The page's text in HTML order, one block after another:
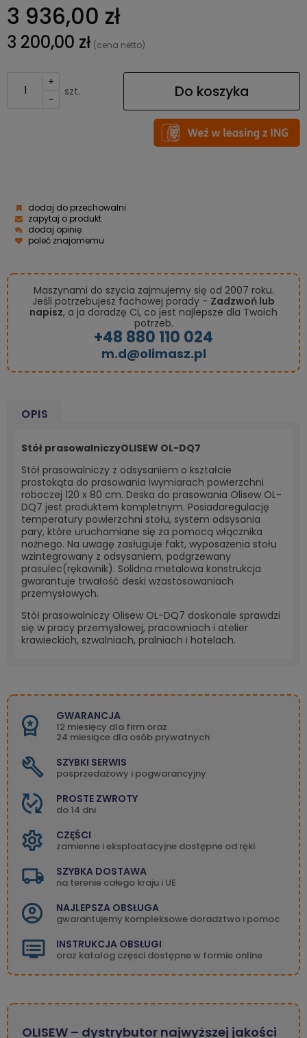
3 936,00 zł
3 200,00 zł (cena netto)
+
-
szt. Do koszyka
dodaj do przechowalni
zapytaj o produkt
dodaj opinię
poleć znajomemu
Maszynami do szycia zajmujemy się od 2007 roku.
Jeśli potrzebujesz fachowej porady - Zadzwoń lub
napisz, a ja doradzę Ci, co jest najlepsze dla Twoich
potrzeb.
+48 880 110 024
m.d@olimasz.pl
OPIS
Stół prasowalniczyOLISEW OL-DQ7
Stół prasowalniczy z odsysaniem o kształcie
prostokąta do prasowania iwymiarach powierzchni
roboczej 120 x 80 cm. Deska do prasowania Olisew OL-
DQ7 jest produktem kompletnym. Posiadaregulację
temperatury powierzchni stołu, system odsysania
pary, które uruchamiane się za pomocą włącznika
nożnego. Na uwagę zasługuje fakt, wyposażenia stołu
wzintegrowany z odsysaniem, podgrzewany
prasulec(rękawnik). Solidna metalowa konstrukcja
gwarantuje trwałość deski wzastosowaniach
przemysłowych.
Stół prasowalniczy Olisew OL-DQ7 doskonale sprawdzi
się w pracy przemysłowej, pracowniach i atelier
krawieckich, szwalniach, pralniach i hotelach.
GWARANCJA
12 miesięcy dla firm oraz
24 miesiące dla osób prywatnych
SZYBKI SERWIS
posprzedażowy i pogwarancyjny
PROSTE ZWROTY
do 14 dni
CZĘŚCI
zamienne i eksploatacyjne dostępne od ręki
SZYBKA DOSTAWA
na terenie całego kraju i UE
NAJLEPSZA OBSŁUGA
gwarantujemy kompleksowe doradztwo i pomoc
INSTRUKCJA OBSŁUGI
oraz katalog częsci dostępne w formie online
OLISEW – dystrybutor najwyższej jakości